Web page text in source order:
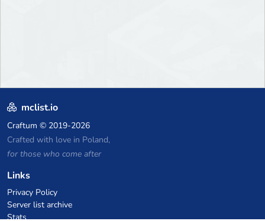
mclist.io
Craftum © 2019-2026
Crafted with love in Poland,
for those who come after
Links
Privacy Policy
Server list archive
Stats